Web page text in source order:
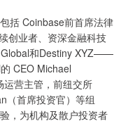
括 Coinbase前首席法律
创业者、资深金融科技
Global和Destiny XYZ——
CEO Michael
营主管，前纽交所
（首席投资官）等组
，为机构及散户投资者